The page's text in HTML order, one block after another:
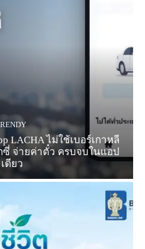
LACHA ไม่ใช้เบอร์เกาหลี
ซี่ จ่ายค่าตั๋ว ครบจบในแอป
เดียว